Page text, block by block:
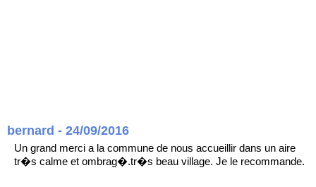
bernard - 24/09/2016
Un grand merci a la commune de nous accueillir dans un aire
tr�s calme et ombrag�.tr�s beau village. Je le recommande.